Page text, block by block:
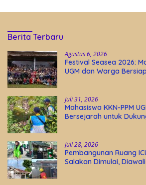
Berita Terbaru
Agustus 6, 2026
Festival Seasea 2026:
UGM dan Warga
Juli 31, 2026
Mahasiswa KKN-PPM
Bersejarah untuk
Juli 28, 2026
Pembangunan Ruang
Salakan Dimulai,